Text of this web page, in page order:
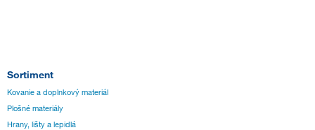
Sortiment
Kovanie a doplnkový materiál
Plošné materiály
Hrany, lišty a lepidlá